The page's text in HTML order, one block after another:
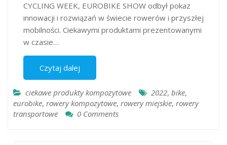
CYCLING WEEK, EUROBIKE SHOW odbył pokaz
innowacji i rozwiązań w świecie rowerów i przyszłej
mobilności. Ciekawymi produktami prezentowanymi
w czasie…
Czytaj dalej
ciekawe produkty kompozytowe 2022, bike,
eurobike, rowery kompozytowe, rowery miejskie, rowery
transportowe
0 Comments